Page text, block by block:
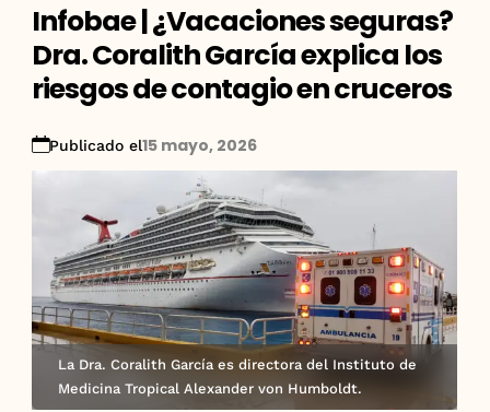
Infobae | ¿Vacaciones seguras?
Dra. Coralith García explica los
riesgos de contagio en cruceros
Publicado el15 mayo, 2026
La Dra. Coralith García es directora del Instituto de
Medicina Tropical Alexander von Humboldt.